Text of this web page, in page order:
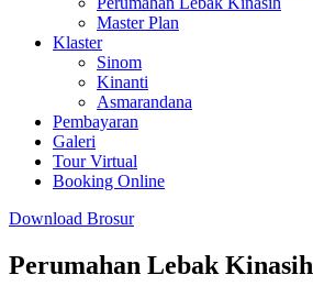
Master Plan
Klaster
Sinom
Kinanti
Asmarandana
Pembayaran
Galeri
Tour Virtual
Booking Online
Download Brosur
Perumahan Lebak Kinasih